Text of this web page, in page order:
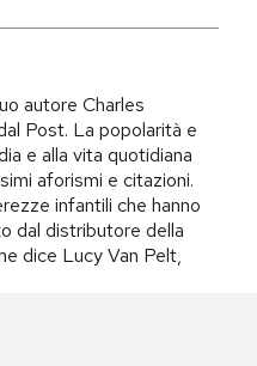
autore Charles
Post. La popolarità e
e alla vita quotidiana
aforismi e citazioni.
infantili che hanno
dal distributore della
dice Lucy Van Pelt,